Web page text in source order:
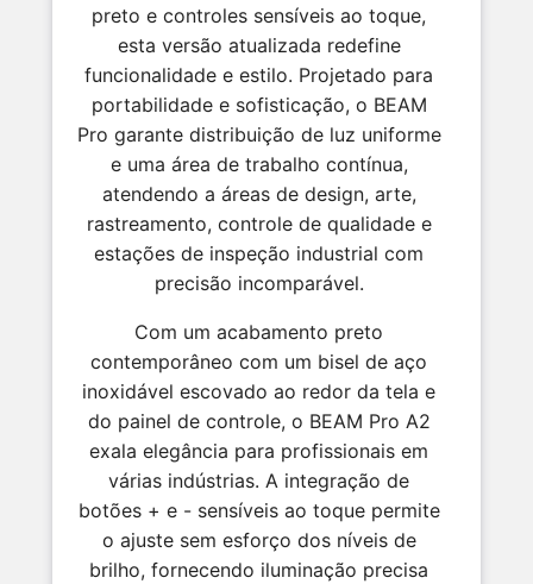
preto e controles sensíveis ao toque,
esta versão atualizada redefine
funcionalidade e estilo. Projetado para
portabilidade e sofisticação, o BEAM
Pro garante distribuição de luz uniforme
e uma área de trabalho contínua,
atendendo a áreas de design, arte,
rastreamento, controle de qualidade e
estações de inspeção industrial com
precisão incomparável.
Com um acabamento preto
contemporâneo com um bisel de aço
inoxidável escovado ao redor da tela e
do painel de controle, o BEAM Pro A2
exala elegância para profissionais em
várias indústrias. A integração de
botões + e - sensíveis ao toque permite
o ajuste sem esforço dos níveis de
brilho, fornecendo iluminação precisa